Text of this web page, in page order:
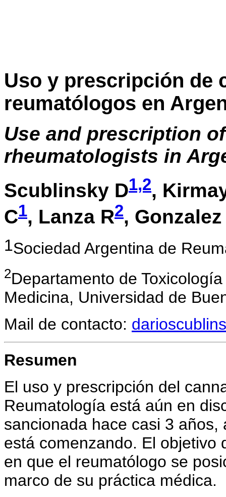
Uso y prescripción de
reumatólogos en
Use and prescription
rheumatologists in
Scublinsky D1,2,
C1, Lanza R2,
1Sociedad Argentina de
2Departamento de
Medicina, Universidad de
Mail de contacto:
Resumen
El uso y prescripción del
Reumatología está aún en
sancionada hace casi 3
está comenzando. El objetivo
en que el reumatólogo se
marco de su práctica médica.